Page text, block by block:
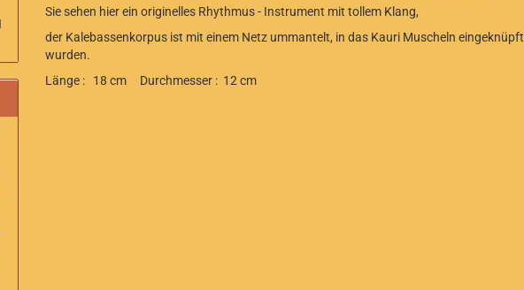
Sie sehen hier ein originelles Rhythmus - Instrument mit tollem Klang,
der Kalebassenkorpus ist mit einem Netz ummantelt, in das Kauri Muscheln eingeknüpft
wurden.
Länge : 18 cm Durchmesser : 12 cm